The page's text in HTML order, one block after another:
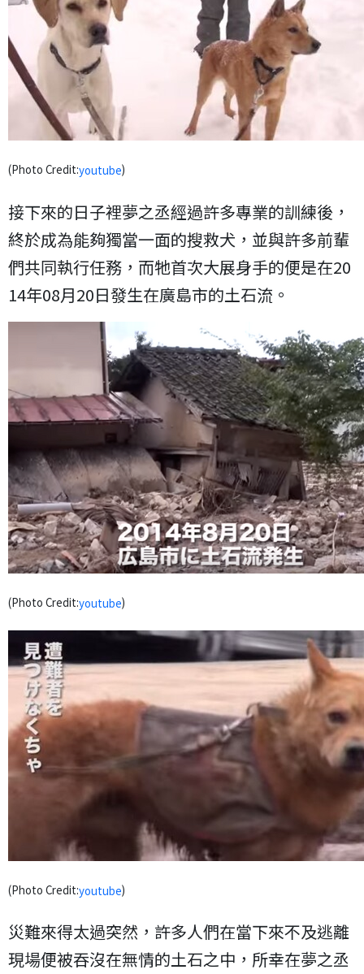
(Photo Credit:youtube)
接下來的日子裡夢之丞經過許多專業的訓練後，
終於成為能夠獨當一面的搜救犬，並與許多前輩
們共同執行任務，而牠首次大展身手的便是在20
14年08月20日發生在廣島市的土石流。
(Photo Credit:youtube)
(Photo Credit:youtube)
災難來得太過突然，許多人們在當下來不及逃離
現場便被吞沒在無情的土石之中，所幸在夢之丞